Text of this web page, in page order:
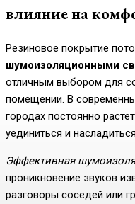
влияние на
Резиновое покрытие
шумоизоляционными
отличным выбором для
помещении. В
городах постоянно
уединиться и
Эффективная
проникновение звуков
разговоры соседей или